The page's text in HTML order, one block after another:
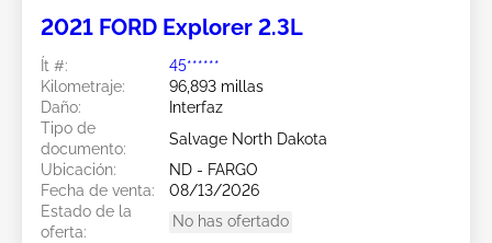
2021 FORD Explorer 2.3L
Ít #:
45******
Kilometraje:
96,893 millas
Daño:
Interfaz
Tipo de
documento:
Salvage North Dakota
Ubicación:
ND - FARGO
Fecha de venta:
08/13/2026
Estado de la
oferta:
No has ofertado